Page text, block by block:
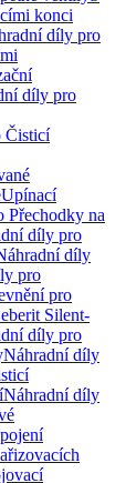
konci
díly pro
díly pro
Čisticí
Upínací
Přechodky na
díly pro
díly
pro
pro
Silent-
díly pro
Náhradní díly
Náhradní díly